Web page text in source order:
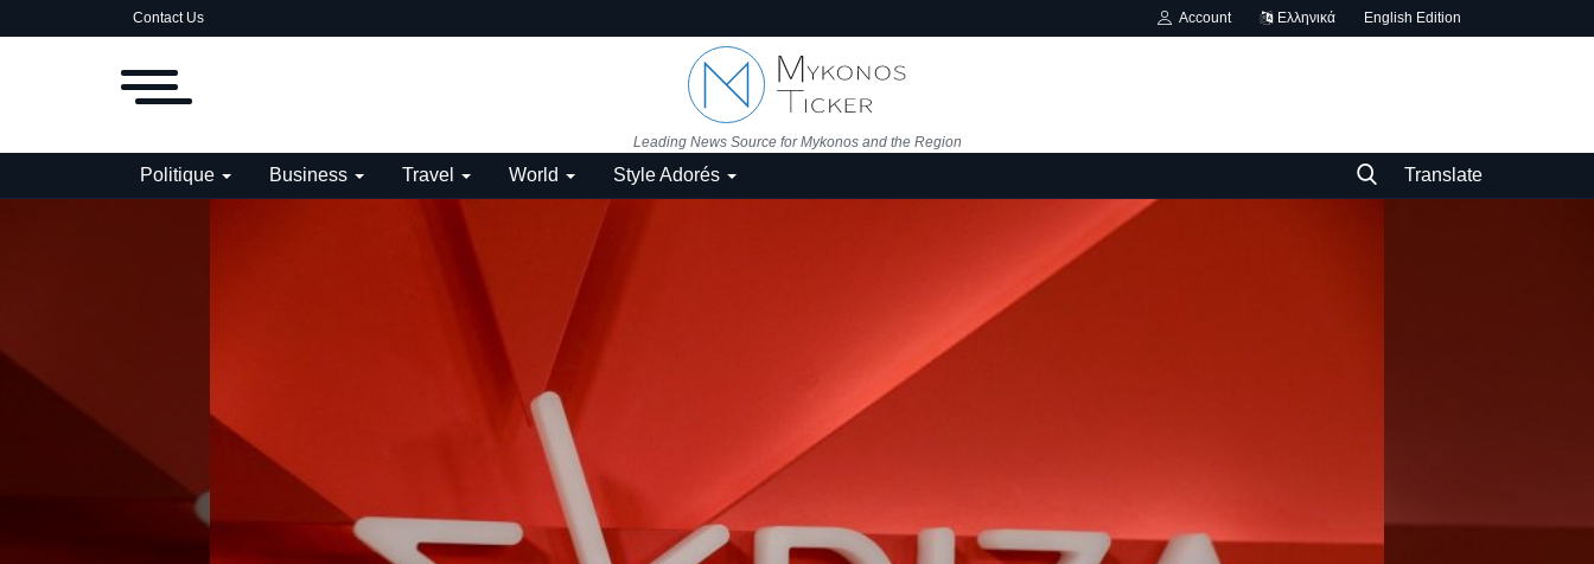
Contact Us Account Ελληνικά English Edition
Leading News Source for Mykonos and the Region
Politique Business Travel World Style Adorés Translate